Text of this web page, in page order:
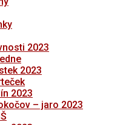
2023
2023
2023
– jaro 2023